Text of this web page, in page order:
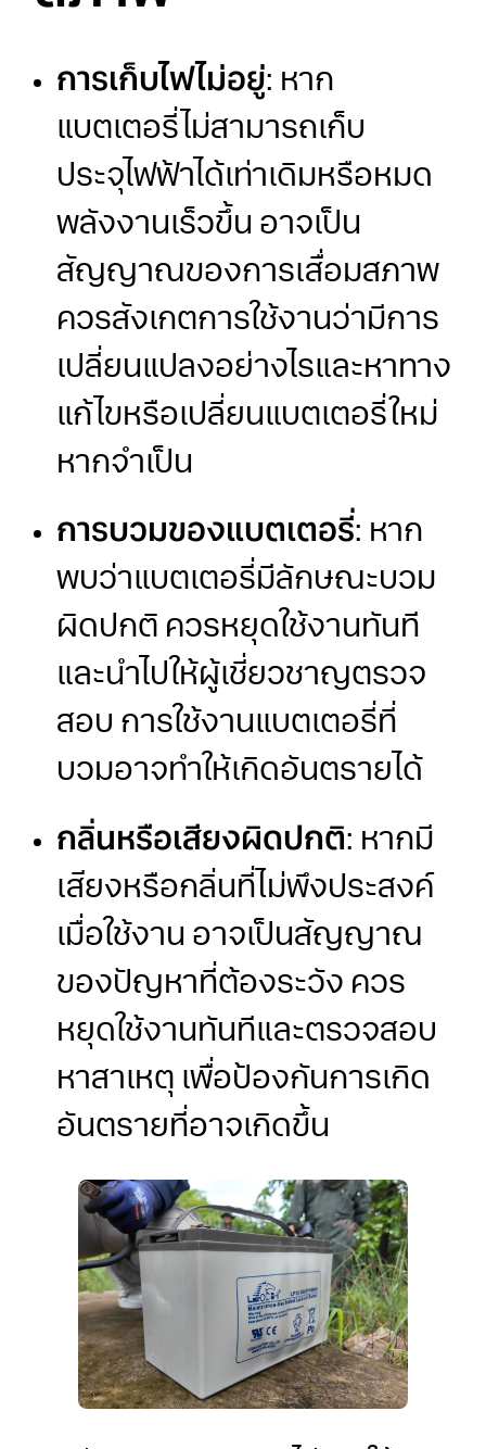
การเก็บไฟไม่อยู่: หาก
แบตเตอรี่ไม่สามารถเก็บ
ประจุไฟฟ้าได้เท่าเดิมหรือหมด
พลังงานเร็วขึ้น อาจเป็น
สัญญาณของการเสื่อมสภาพ
ควรสังเกตการใช้งานว่ามีการ
เปลี่ยนแปลงอย่างไรและหาทาง
แก้ไขหรือเปลี่ยนแบตเตอรี่ใหม่
หากจำเป็น
การบวมของแบตเตอรี่: หาก
พบว่าแบตเตอรี่มีลักษณะบวม
ผิดปกติ ควรหยุดใช้งานทันที
และนำไปให้ผู้เชี่ยวชาญตรวจ
สอบ การใช้งานแบตเตอรี่ที่
บวมอาจทำให้เกิดอันตรายได้
กลิ่นหรือเสียงผิดปกติ: หากมี
เสียงหรือกลิ่นที่ไม่พึงประสงค์
เมื่อใช้งาน อาจเป็นสัญญาณ
ของปัญหาที่ต้องระวัง ควร
หยุดใช้งานทันทีและตรวจสอบ
หาสาเหตุ เพื่อป้องกันการเกิด
อันตรายที่อาจเกิดขึ้น